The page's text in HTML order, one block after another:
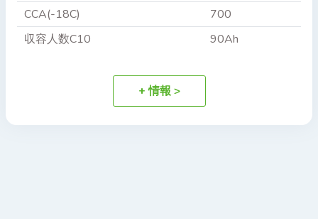
CCA(-18C)
700
収容人数C10
90Ah
+ 情報 >